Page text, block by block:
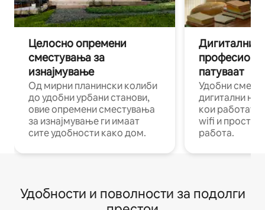
Целосно опремени
сместувања за
изнајмување
Од мирни планински колиби
до удобни урбани станови,
овие опремени сместувања
за изнајмување ги имаат
сите удобности како дом.
Дигитални
патуваат
Удобни
дигитални
кои работат
wifi и
работа.
Удобности и поволности за подолги